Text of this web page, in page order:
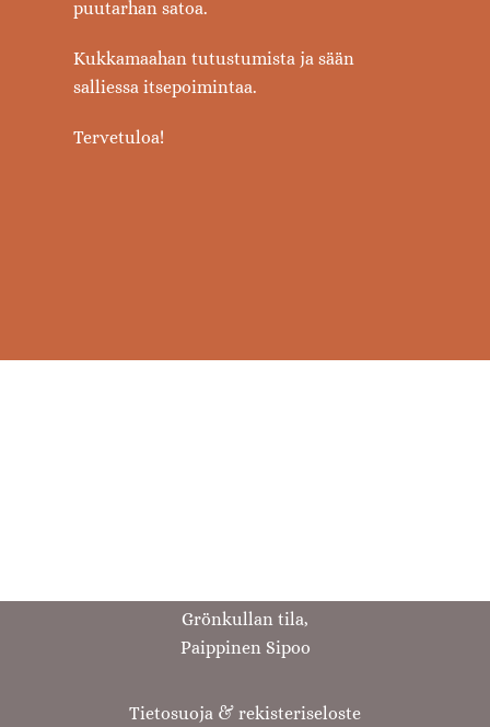
puutarhan satoa.
Kukkamaahan tutustumista ja sään
salliessa itsepoimintaa.
Tervetuloa!
Grönkullan tila,
Paippinen Sipoo
Tietosuoja & rekisteriseloste